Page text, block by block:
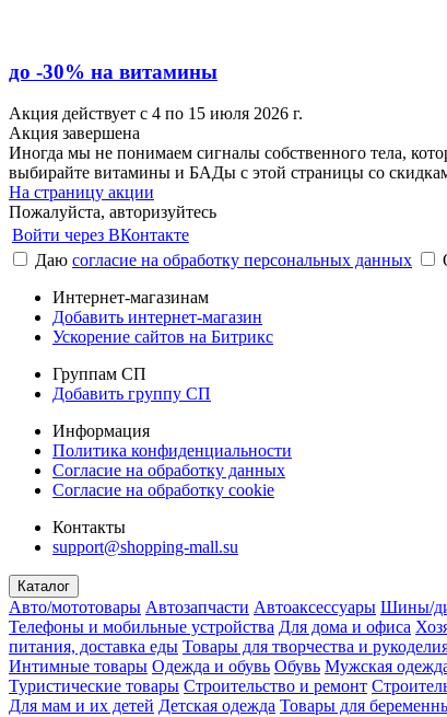
до -30% на витамины
Акция действует с 4 по 15 июля 2026 г.
Акция завершена
Иногда мы не понимаем сигналы собственного тела,
выбирайте витамины и БАДы с этой страницы со
На страницу акции
Пожалуйста, авторизуйтесь
Войти через ВКонтакте
Даю согласие на обработку персональных данных
Интернет-магазинам
Добавить интернет-магазин
Ускорение сайтов на Битрикс
Группам СП
Добавить группу СП
Информация
Политика конфиденциальности
Согласие на обработку данных
Согласие на обработку cookie
Контакты
support@shopping-mall.su
Каталог
Авто/мототовары Автозапчасти Автоаксессуары Шины/
Телефоны и мобильные устройства Для дома и офиса
питания, доставка еды Товары для творчества и
Интимные товары Одежда и обувь Обувь Мужская
Туристические товары Строительство и ремонт
Для мам и их детей Детская одежда Товары для